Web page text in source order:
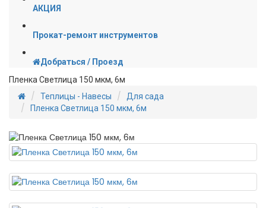
АКЦИЯ
Прокат-ремонт инструментов
Добраться / Проезд
Пленка Светлица 150 мкм, 6м
Теплицы - Навесы
Для сада
Пленка Светлица 150 мкм, 6м